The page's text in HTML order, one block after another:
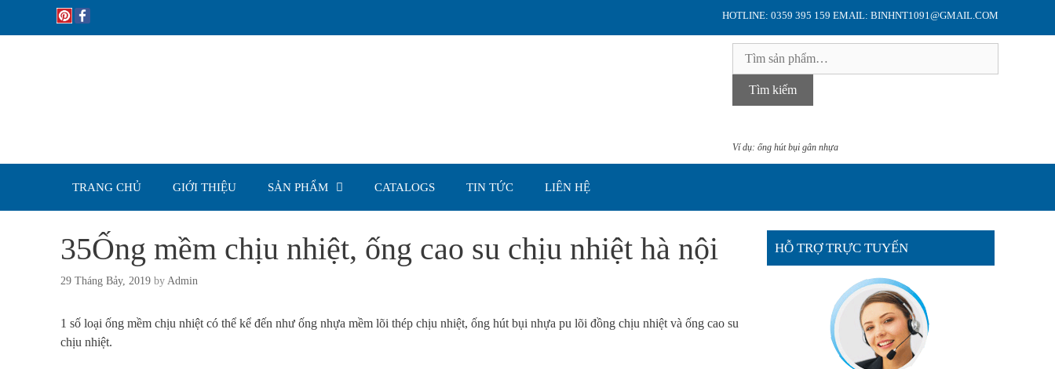
HOTLINE: 0359 395 159 EMAIL: BINHNT1091@GMAIL.COM
Tìm
Tìm kiếm
Ví dụ: ống hút bụi gân nhựa
TRANG CHỦ GIỚI THIỆU SẢN PHẨM CATALOGS TIN TỨC LIÊN HỆ
35Ống mềm chịu nhiệt, ống cao su chịu nhiệt hà nội
29 Tháng Bảy, 2019 by Admin
1 số loại ống mềm chịu nhiệt có thể kể đến như ống nhựa mềm lõi thép chịu nhiệt, ống hút bụi nhựa pu lõi đồng chịu nhiệt và ống cao su
chịu nhiệt.
HỖ TRỢ TRỰC TUYẾN